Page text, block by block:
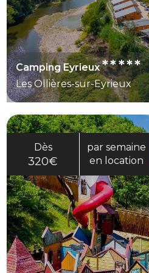
Camping Eyrieux*****
Les Ollières-sur-Eyrieux
Dès
320€
par semaine
en location